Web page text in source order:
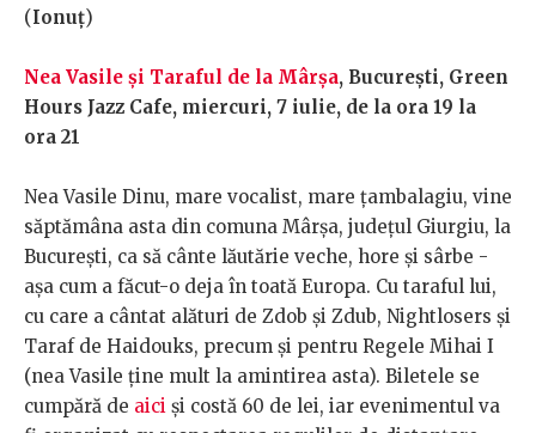
(Ionuț)
Nea Vasile și Taraful de la Mârșa, București, Green
Hours Jazz Cafe, miercuri, 7 iulie, de la ora 19 la
ora 21
Nea Vasile Dinu, mare vocalist, mare țambalagiu, vine
săptămâna asta din comuna Mârșa, județul Giurgiu, la
București, ca să cânte lăutărie veche, hore și sârbe -
așa cum a făcut-o deja în toată Europa. Cu taraful lui,
cu care a cântat alături de Zdob și Zdub, Nightlosers și
Taraf de Haidouks, precum și pentru Regele Mihai I
(nea Vasile ține mult la amintirea asta). Biletele se
cumpără de aici și costă 60 de lei, iar evenimentul va